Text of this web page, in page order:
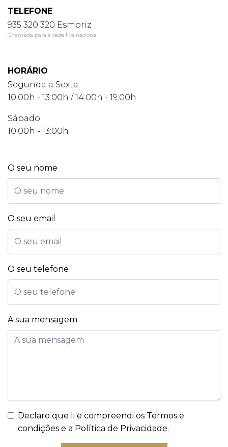
TELEFONE
935 320 320 Esmoriz
Chamada para a rede fixa nacional
HORÁRIO
Segunda a Sexta
10:00h - 13:00h / 14:00h - 19:00h
Sábado
10:00h - 13:00h
O seu nome
O seu email
O seu telefone
A sua mensagem
Declaro que li e compreendi os Termos e
condições e a Política de Privacidade.